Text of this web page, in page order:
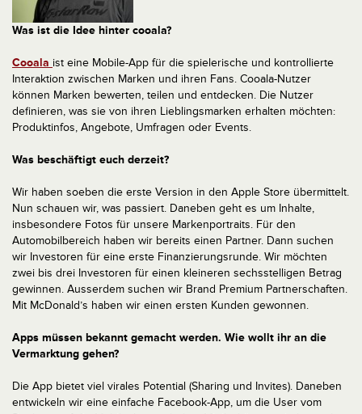
Was ist die Idee hinter cooala?
Cooala ist eine Mobile-App für die spielerische und kontrollierte
Interaktion zwischen Marken und ihren Fans. Cooala-Nutzer
können Marken bewerten, teilen und entdecken. Die Nutzer
definieren, was sie von ihren Lieblingsmarken erhalten möchten:
Produktinfos, Angebote, Umfragen oder Events.
Was beschäftigt euch derzeit?
Wir haben soeben die erste Version in den Apple Store übermittelt.
Nun schauen wir, was passiert. Daneben geht es um Inhalte,
insbesondere Fotos für unsere Markenportraits. Für den
Automobilbereich haben wir bereits einen Partner. Dann suchen
wir Investoren für eine erste Finanzierungsrunde. Wir möchten
zwei bis drei Investoren für einen kleineren sechsstelligen Betrag
gewinnen. Ausserdem suchen wir Brand Premium Partnerschaften.
Mit McDonald’s haben wir einen ersten Kunden gewonnen.
Apps müssen bekannt gemacht werden. Wie wollt ihr an die
Vermarktung gehen?
Die App bietet viel virales Potential (Sharing und Invites). Daneben
entwickeln wir eine einfache Facebook-App, um die User vom